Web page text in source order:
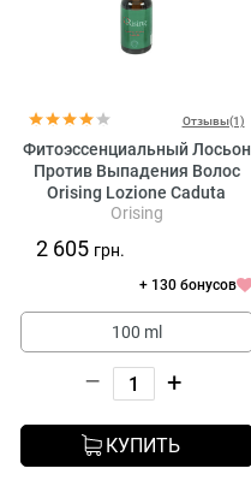
Отзывы(1)
Фитоэссенциальный Лосьон
Против Выпадения Волос
Orising Lozione Caduta
Orising
2 605 грн.
+ 130 бонусов
100 ml
– +
КУПИТЬ